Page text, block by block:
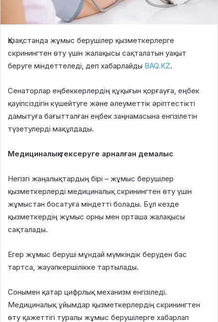
Қазақстанда жұмыс берушілер қызметкерлерге
скринингтен өту үшін жалақысы сақталатын уақыт
беруге міндеттеледі, деп хабарлайды BAQ.KZ.
Сенаторлар еңбеккерлердің құқығын қорғауға, еңбек
қауіпсіздігін күшейтуге және әлеуметтік әріптестікті
дамытуға бағытталған еңбек заңнамасына енгізілетін
түзетулерді мақұлдады.
Медициналық тексеруге арналған демалыс
Негізгі жаңалықтардың бірі – жұмыс берушілер
қызметкерлерді медициналық скринингтен өту үшін
жұмыстан босатуға міндетті болады. Бұл кезде
қызметкердің жұмыс орны мен орташа жалақысы
сақталады.
Егер жұмыс беруші мұндай мүмкіндік беруден бас
тартса, жауапкершілікке тартылады.
Сонымен қатар цифрлық механизм енгізіледі.
Медициналық ұйымдар қызметкерлердің скринингтен
өту қажеттігі туралы жұмыс берушілерге хабарлап